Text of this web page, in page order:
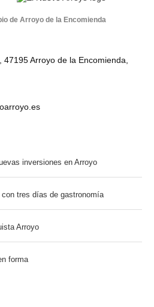
de Arroyo de la Encomienda
Arroyo de la Encomienda,
inversiones en Arroyo
tres días de gastronomía
Arroyo
forma